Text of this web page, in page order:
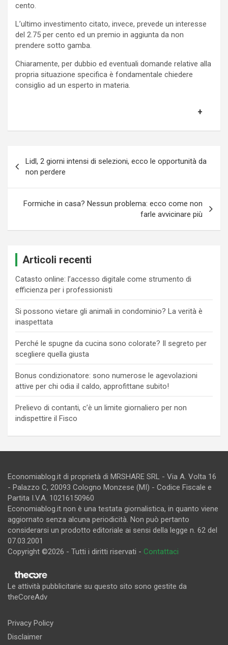
cento.
L’ultimo investimento citato, invece, prevede un interesse
del 2.75 per cento ed un premio in aggiunta da non
prendere sotto gamba.
Chiaramente, per dubbio ed eventuali domande relative alla
propria situazione specifica è fondamentale chiedere
consiglio ad un esperto in materia.
articoli
Lidl, 2 giorni intensi di selezioni, ecco le opportunità da
non perdere
Formiche in casa? Nessun problema: ecco come non
farle avvicinare più
Articoli recenti
Catasto online: l’accesso digitale come strumento di
efficienza per i professionisti
Si possono vietare gli animali in condominio? La verità è
inaspettata
Perché le spugne da cucina sono colorate? Il segreto per
scegliere quella giusta
Bonus condizionatore: sono numerose le agevolazioni
attive per chi odia il caldo, approfittane subito!
Prelievo di contanti, c’è un limite giornaliero per non
indispettire il Fisco
Economiablog.it di proprietà di MRSHARE SRL - Via A. Volta 16
- Palazzo C, 20093 Cologno Monzese (MI) - Codice Fiscale e
Partita I.V.A. 10216150960
Economiablog.it non è una testata giornalistica, in quanto viene
aggiornato senza alcuna periodicità. Non può pertanto
considerarsi un prodotto editoriale ai sensi della legge n. 62 del
07.03.2001
Copyright ©2026 - Tutti i diritti riservati - Contattaci
Le attività pubblicitarie su questo sito sono gestite da
theCoreAdv
Privacy Policy
Disclaimer